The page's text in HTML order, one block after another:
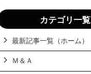
カテゴリ一覧
最新記事一覧（ホーム）
Ｍ＆Ａ